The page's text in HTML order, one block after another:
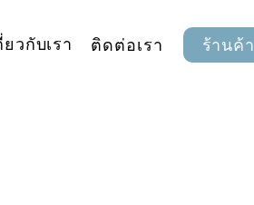
ยวกับเรา ติดต่อเรา ร้านค้า